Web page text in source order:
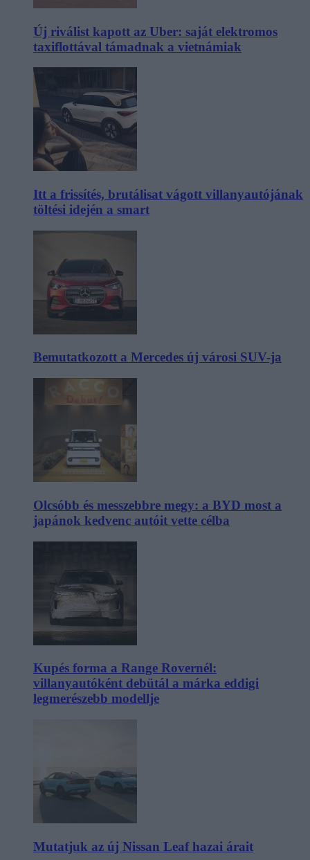
Új riválist kapott az Uber: saját elektromos
taxiflottával támadnak a vietnámiak
Itt a frissítés, brutálisat vágott villanyautójának
töltési idején a smart
Bemutatkozott a Mercedes új városi SUV-ja
Olcsóbb és messzebbre megy: a BYD most a
japánok kedvenc autóit vette célba
Kupés forma a Range Rovernél:
villanyautóként debütál a márka eddigi
legmerészebb modellje
Mutatjuk az új Nissan Leaf hazai árait